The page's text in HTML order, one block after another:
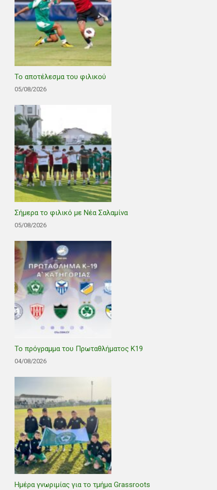
Το αποτέλεσμα του φιλικού
05/08/2026
Σήμερα το φιλικό με Νέα Σαλαμίνα
05/08/2026
Το πρόγραμμα του Πρωταθλήματος Κ19
04/08/2026
Ημέρα γνωριμίας για το τμήμα Grassroots